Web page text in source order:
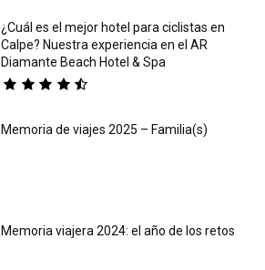
¿Cuál es el mejor hotel para ciclistas en
Calpe? Nuestra experiencia en el AR
Diamante Beach Hotel & Spa
Memoria de viajes 2025 – Familia(s)
Memoria viajera 2024: el año de los retos